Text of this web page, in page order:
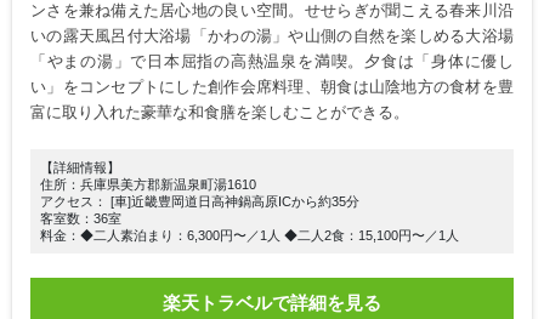
ンさを兼ね備えた居心地の良い空間。せせらぎが聞こえる春来川沿
いの露天風呂付大浴場「かわの湯」や山側の自然を楽しめる大浴場
「やまの湯」で日本屈指の高熱温泉を満喫。夕食は「身体に優し
い」をコンセプトにした創作会席料理、朝食は山陰地方の食材を豊
富に取り入れた豪華な和食膳を楽しむことができる。
【詳細情報】
住所：兵庫県美方郡新温泉町湯1610
アクセス： [車]近畿豊岡道日高神鍋高原ICから約35分
客室数：36室
料金：◆二人素泊まり：6,300円〜／1人 ◆二人2食：15,100円〜／1人
楽天トラベルで詳細を見る